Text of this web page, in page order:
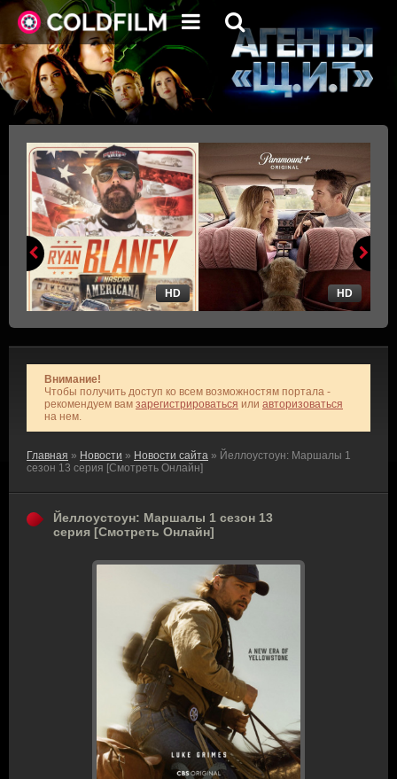
HD HD
Внимание!
Чтобы получить доступ ко всем возможностям портала -
рекомендуем вам зарегистрироваться или авторизоваться
на нем.
Главная » Новости » Новости сайта » Йеллоустоун: Маршалы 1
сезон 13 серия [Смотреть Онлайн]
Йеллоустоун: Маршалы 1 сезон 13
серия [Смотреть Онлайн]